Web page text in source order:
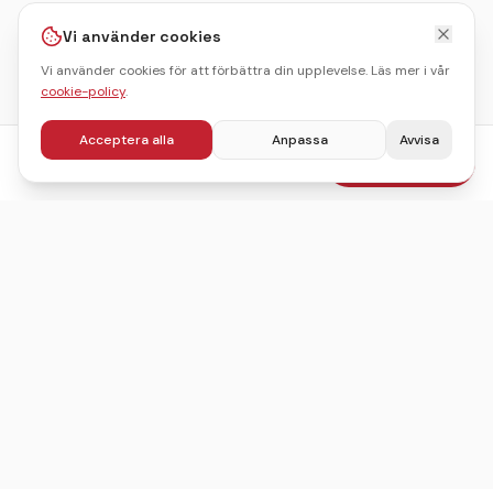
fr.797kr/pers Boka julbord
Vi använder cookies
Vi använder cookies för att förbättra din upplevelse. Läs mer i vår
cookie-policy.
Acceptera alla Anpassa Avvisa